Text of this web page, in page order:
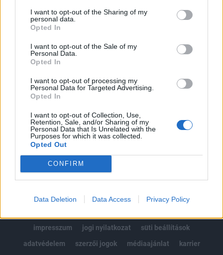
I want to opt-out of the Sharing of my
personal data.
Opted In
I want to opt-out of the Sale of my
Personal Data.
Opted In
I want to opt-out of processing my
Personal Data for Targeted Advertising.
Opted In
I want to opt-out of Collection, Use,
Retention, Sale, and/or Sharing of my
Personal Data that Is Unrelated with the
Purposes for which it was collected.
Opted Out
CONFIRM
Data Deletion Data Access Privacy Policy
regisztrációhoz kötött.
Portfolio.hu teljes cikkarchívum
Kötéslisták: BÉT elmúlt 2 év napon belüli
MÁR ELŐFIZETŐNK VAGY?BEJELENTKEZÉS
impresszum
jogi nyilatkozat
süti beállítások
adatvédelem
szerzői jogok médiaajánlat karrier